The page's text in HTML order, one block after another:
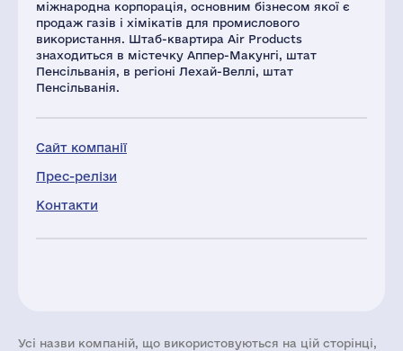
міжнародна корпорація, основним бізнесом якої є
продаж газів і хімікатів для промислового
використання. Штаб-квартира Air Products
знаходиться в містечку Аппер-Макунгі, штат
Пенсільванія, в регіоні Лехай-Веллі, штат
Пенсільванія.
Сайт компанії
Прес-релізи
Контакти
Усі назви компаній, що використовуються на цій сторінці,